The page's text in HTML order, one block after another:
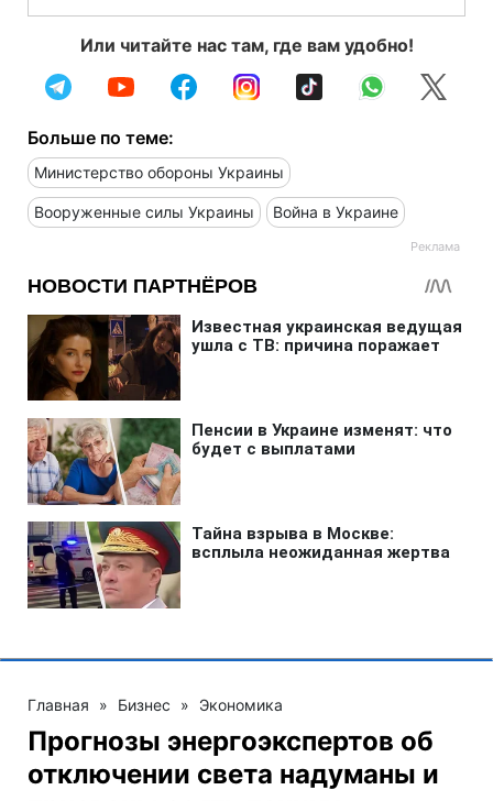
Или читайте нас там, где вам удобно!
Больше по теме:
Министерство обороны Украины
Вооруженные силы Украины Война в Украине
Главная » Бизнес » Экономика
Прогнозы энергоэкспертов об
отключении света надуманы и